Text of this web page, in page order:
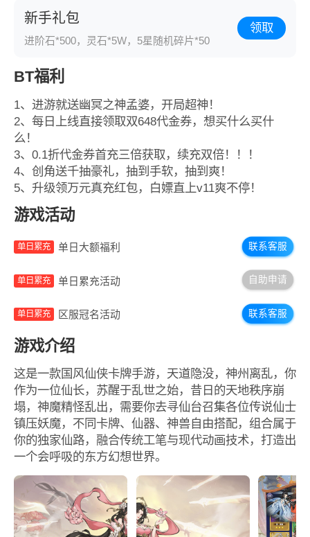
新手礼包
进阶石*500，灵石*5W，5星随机碎片*50
领取
BT福利
1、进游就送幽冥之神孟婆，开局超神！
2、每日上线直接领取双648代金券，想买什么买什
么！
3、0.1折代金券首充三倍获取，续充双倍！！！
4、创角送千抽豪礼，抽到手软，抽到爽！
5、升级领万元真充红包，白嫖直上v11爽不停！
游戏活动
单日累充 单日大额福利 联系客服
单日累充 单日累充活动 自助申请
单日累充 区服冠名活动 联系客服
游戏介绍
这是一款国风仙侠卡牌手游，天道隐没，神州离乱，你
作为一位仙长，苏醒于乱世之始，昔日的天地秩序崩
塌，神魔精怪乱出，需要你去寻仙台召集各位传说仙士
镇压妖魔，不同卡牌、仙器、神兽自由搭配，组合属于
你的独家仙路，融合传统工笔与现代动画技术，打造出
一个会呼吸的东方幻想世界。